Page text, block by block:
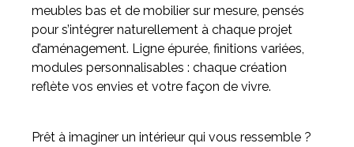
meubles bas et de mobilier sur mesure, pensés
pour s’intégrer naturellement à chaque projet
d’aménagement. Ligne épurée, finitions variées,
modules personnalisables : chaque création
reflète vos envies et votre façon de vivre.
Prêt à imaginer un intérieur qui vous ressemble ?